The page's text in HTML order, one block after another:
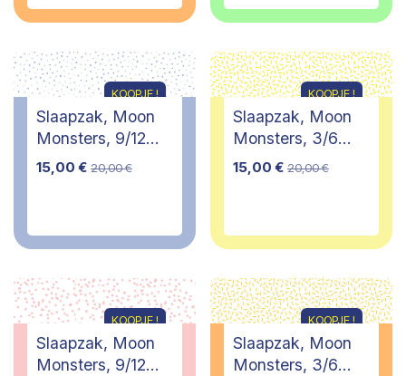
KOOPJE !
Slaapzak, Moon
Monsters, 9/12
maanden
15,00 € 20,00€
KOOPJE !
Slaapzak, Moon
Monsters, 3/6
maanden
15,00 € 20,00€
KOOPJE !
Slaapzak, Moon
Monsters, 9/12
KOOPJE !
Slaapzak, Moon
Monsters, 3/6